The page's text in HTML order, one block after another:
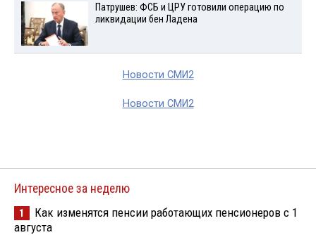
Патрушев: ФСБ и ЦРУ готовили операцию по
ликвидации бен Ладена
Новости СМИ2
Новости СМИ2
Интересное за неделю
1
Как изменятся пенсии работающих пенсионеров с 1
августа